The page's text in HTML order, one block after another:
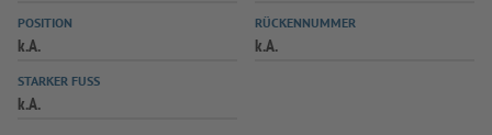
POSITION
k.A.
RÜCKENNUMMER
k.A.
STARKER FUSS
k.A.